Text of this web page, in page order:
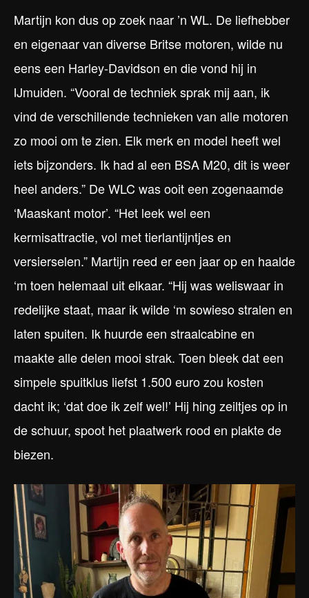
Martijn kon dus op zoek naar ’n WL. De liefhebber
en eigenaar van diverse Britse motoren, wilde nu
eens een Harley-Davidson en die vond hij in
IJmuiden. “Vooral de techniek sprak mij aan, ik
vind de verschillende technieken van alle motoren
zo mooi om te zien. Elk merk en model heeft wel
iets bijzonders. Ik had al een BSA M20, dit is weer
heel anders.” De WLC was ooit een zogenaamde
‘Maaskant motor’. “Het leek wel een
kermisattractie, vol met tierlantijntjes en
versierselen.” Martijn reed er een jaar op en haalde
‘m toen helemaal uit elkaar. “Hij was weliswaar in
redelijke staat, maar ik wilde ‘m sowieso stralen en
laten spuiten. Ik huurde een straalcabine en
maakte alle delen mooi strak. Toen bleek dat een
simpele spuitklus liefst 1.500 euro zou kosten
dacht ik; ‘dat doe ik zelf wel!’ Hij hing zeiltjes op in
de schuur, spoot het plaatwerk rood en plakte de
biezen.